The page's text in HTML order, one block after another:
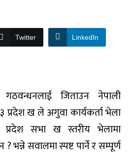
Twitter LinkedIn
जिताउन नेपाली
प्रदेश ख ले अगुवा कार्यकर्ता भेला
सभा ख स्तरीय भेलामा
भन्ने सवालमा स्पष्ट पार्ने र सम्पूर्ण